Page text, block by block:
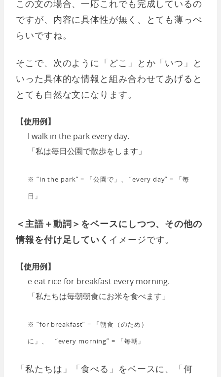
この文の場合、一応これでも完成しているの
ですが、内容に具体性が無く、とても薄っぺ
らいですね。
そこで、次のように「どこ」とか「いつ」と
いった具体的な情報と組み合わせてあげると
とても自然な文になります。
【使用例】
I walk in the park every day.
「私は毎日公園で散歩をします」
※ “in the park” = 「公園で」、 “every day” = 「毎
日」
＜主語＋動詞＞をベースにしつつ、その他の
情報を付け足していく イメージです。
【使用例】
e eat rice for breakfast every morning.
「私たちは毎朝朝食にお米を食べます」
※ “for breakfast” = 「朝食（のため）
に」、 “every morning” = 「毎朝」
「私たちは」「食べる」をベースに、「何